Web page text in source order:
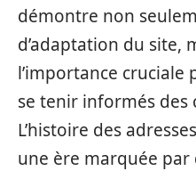
démontre non
d’adaptation du site,
l’importance cruciale
se tenir informés des
L’histoire des
une ère marquée par